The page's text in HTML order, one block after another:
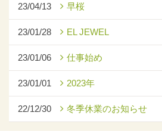
23/04/13 早桜
23/01/28 EL JEWEL
23/01/06 仕事始め
23/01/01 2023年
22/12/30 冬季休業のお知らせ